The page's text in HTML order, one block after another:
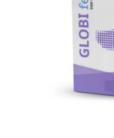
Afecțiuni hepatice
Afecțiuni neurologice
Afecțiuni oftalmice
Afecțiuni oncologice
Afecțiuni respiratorii
Afecțiuni hepatice
Afecțiuni neurologice
Afecțiuni oftalmice
Afecțiuni oncologice
Afecțiuni renale și urinare